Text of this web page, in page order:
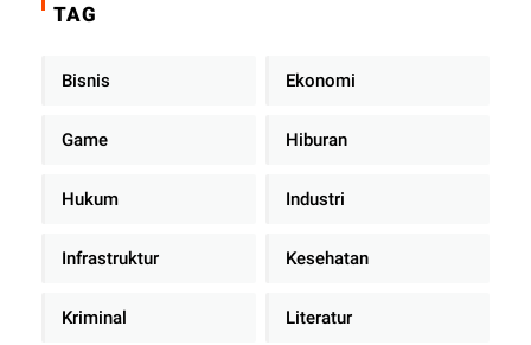
TAG
Bisnis Ekonomi
Game Hiburan
Hukum Industri
Infrastruktur Kesehatan
Kriminal Literatur